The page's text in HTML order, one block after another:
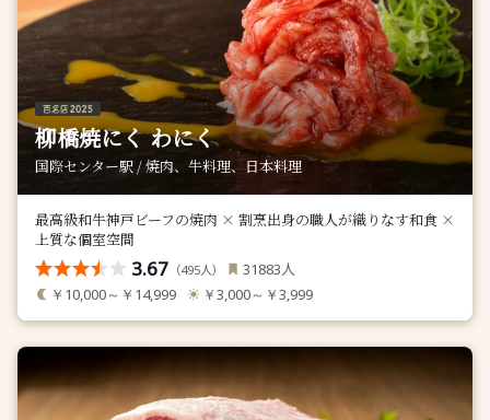
柳橋焼にく わにく
国際センター駅 / 焼肉、牛料理、日本料理
最高級和牛神戸ビーフの焼肉 × 割烹出身の職人が織りなす和食 ×
上質な個室空間
3.67 （495人） 31883人
￥10,000～￥14,999 ￥3,000～￥3,999